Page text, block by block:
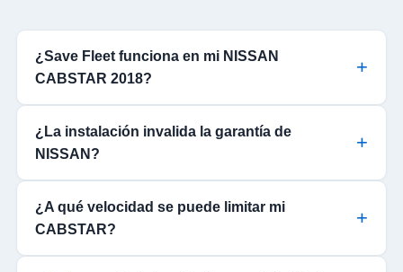
¿Save Fleet funciona en mi NISSAN
CABSTAR 2018?
¿La instalación invalida la garantía de
NISSAN?
¿A qué velocidad se puede limitar mi
CABSTAR?